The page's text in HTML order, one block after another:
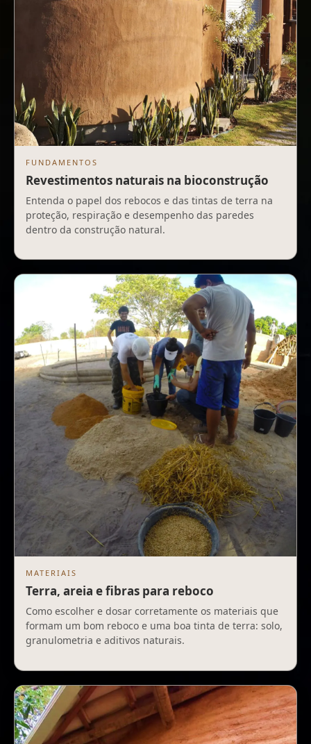
FUNDAMENTOS
Revestimentos naturais na bioconstrução
Entenda o papel dos rebocos e das tintas de terra na
proteção, respiração e desempenho das paredes
dentro da construção natural.
MATERIAIS
Terra, areia e fibras para reboco
Como escolher e dosar corretamente os materiais que
formam um bom reboco e uma boa tinta de terra: solo,
granulometria e aditivos naturais.